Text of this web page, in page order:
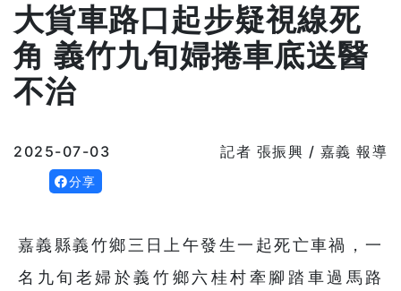
大貨車路口起步疑視線死
角 義竹九旬婦捲車底送醫
不治
2025-07-03 記者 張振興 / 嘉義 報導
分享
嘉義縣義竹鄉三日上午發生一起死亡車禍，一
名九旬老婦於義竹鄉六桂村牽腳踏車過馬路